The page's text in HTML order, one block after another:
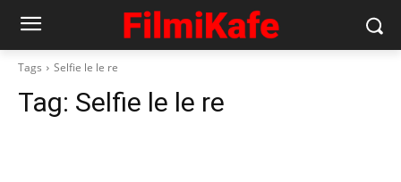
Tags Selfie le le re
Tag: Selfie le le re